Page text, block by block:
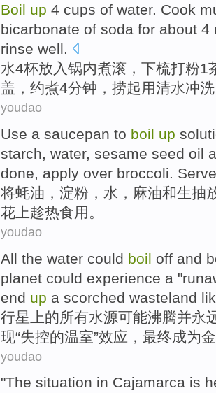
Boil up 4 cups of water. Cook
bicarbonate of soda for about 4
rinse well.
水4杯放入锅内煮滚，下梳打粉1
盖 ， 约煮4分钟 ， 捞起用清水冲
youdao
Use a saucepan to boil up
starch, water, sesame seed oil
done, apply over broccoli.
将蚝油 ， 淀粉 ， 水 ， 麻油和生抽
花上趁热食用 。
youdao
All the water could boil off and
planet could experience a "
end up a scorched wasteland
行星 上的所有水源可能沸腾并永
现“失控的温室”效应 ， 最终成为
youdao
"The situation in Cajamarca is